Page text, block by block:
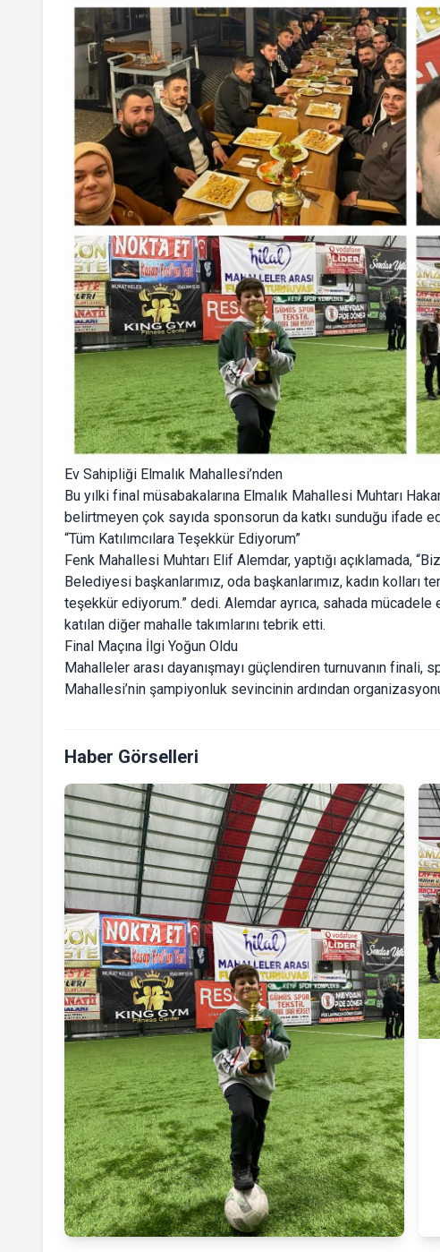
Ev Sahipliği Elmalık Mahallesi’nden
Bu yılki final müsabakalarına Elmalık Mahallesi Muhtarı
belirtmeyen çok sayıda sponsorun da katkı sunduğu ifade
“Tüm Katılımcılara Teşekkür Ediyorum”
Fenk Mahallesi Muhtarı Elif Alemdar, yaptığı açıklamada,
Belediyesi başkanlarımız, oda başkanlarımız, kadın kolları
teşekkür ediyorum.” dedi. Alemdar ayrıca, sahada
katılan diğer mahalle takımlarını tebrik etti.
Final Maçına İlgi Yoğun Oldu
Mahalleler arası dayanışmayı güçlendiren turnuvanın finali,
Mahallesi’nin şampiyonluk sevincinin ardından
Haber Görselleri